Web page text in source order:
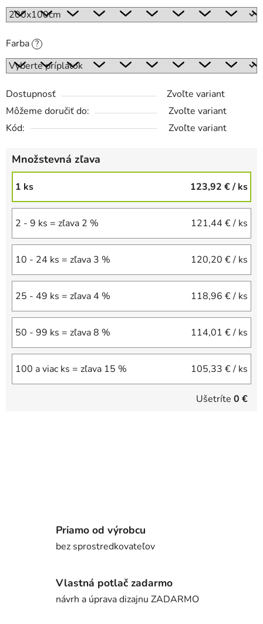
Farba ?
Dostupnosť
Zvoľte variant
Môžeme doručiť do:
Zvoľte variant
Kód:
Zvoľte variant
Množstevná zľava
1 ks 123,92 €/ ks
2 - 9 ks = zľava 2 % 121,44 €/ ks
10 - 24 ks = zľava 3 % 120,20 €/ ks
25 - 49 ks = zľava 4 % 118,96 €/ ks
50 - 99 ks = zľava 8 % 114,01 €/ ks
100 a viac ks = zľava 15 % 105,33 €/ ks
Ušetríte 0 €
Priamo od výrobcu
bez sprostredkovateľov
Vlastná potlač zadarmo
návrh a úprava dizajnu ZADARMO